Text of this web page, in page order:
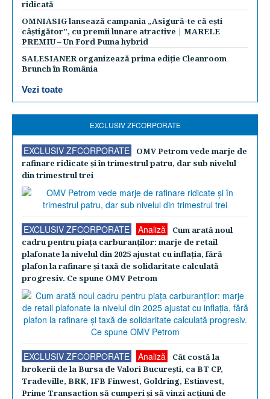
ridicată
OMNIASIG lansează campania „Asigură-te că ești
câștigător”, cu premii lunare atractive | MARELE
PREMIU – Un Ford Puma hybrid
SALESIANER organizează prima ediție Cleanroom
Brunch în România
Vezi toate
EXCLUSIV ZFCORPORATE
EXCLUSIV ZFCORPORATE
OMV Petrom vede marje de
rafinare ridicate şi în trimestrul patru, dar sub nivelul
din trimestrul trei
EXCLUSIV ZFCORPORATE Analiză
Cum arată noul
cadru pentru piaţa carburanţilor: marje de retail
plafonate la nivelul din 2025 ajustat cu inflaţia, fără
plafon la rafinare şi taxă de solidaritate calculată
progresiv. Ce spune OMV Petrom
EXCLUSIV ZFCORPORATE Analiză
Cât costă la
brokerii de la Bursa de Valori Bucureşti, ca BT CP,
Tradeville, BRK, IFB Finwest, Goldring, Estinvest,
Prime Transaction să cumperi şi să vinzi acţiuni de